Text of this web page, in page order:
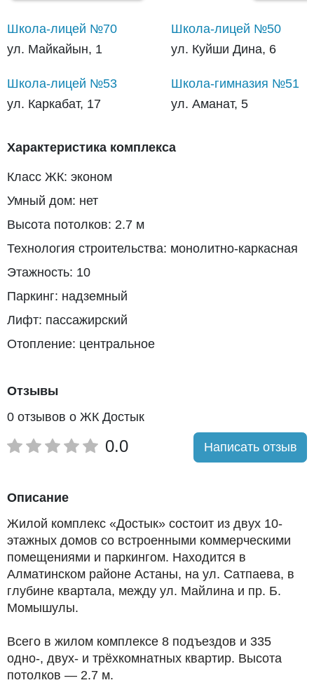
Школа-лицей №70
ул. Майкайын, 1
Школа-лицей №50
ул. Куйши Дина, 6
Школа-лицей №53
ул. Каркабат, 17
Школа-гимназия №51
ул. Аманат, 5
Характеристика комплекса
Класс ЖК: эконом
Умный дом: нет
Высота потолков: 2.7 м
Технология строительства: монолитно-каркасная
Этажность: 10
Паркинг: надземный
Лифт: пассажирский
Отопление: центральное
Отзывы
0 отзывов о ЖК Достык
0.0 Написать отзыв
Описание
Жилой комплекс «Достык» состоит из двух 10-
этажных домов со встроенными коммерческими
помещениями и паркингом. Находится в
Алматинском районе Астаны, на ул. Сатпаева, в
глубине квартала, между ул. Майлина и пр. Б.
Момышулы.
Всего в жилом комплексе 8 подъездов и 335
одно-, двух- и трёхкомнатных квартир. Высота
потолков — 2.7 м.